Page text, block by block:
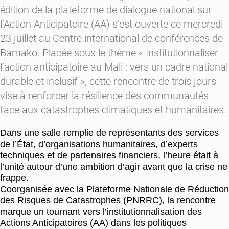
édition de la plateforme de dialogue national sur
l’Action Anticipatoire (AA) s’est ouverte ce mercredi
23 juillet au Centre international de conférences de
Bamako. Placée sous le thème « Institutionnaliser
l’action anticipatoire au Mali : vers un cadre national
durable et inclusif », cette rencontre de trois jours
vise à renforcer la résilience des communautés
face aux catastrophes climatiques et humanitaires.
Dans une salle remplie de représentants des services
de l’État, d’organisations humanitaires, d’experts
techniques et de partenaires financiers, l’heure était à
l’unité autour d’une ambition d’agir avant que la crise ne
frappe.
Coorganisée avec la Plateforme Nationale de Réduction
des Risques de Catastrophes (PNRRC), la rencontre
marque un tournant vers l’institutionnalisation des
Actions Anticipatoires (AA) dans les politiques